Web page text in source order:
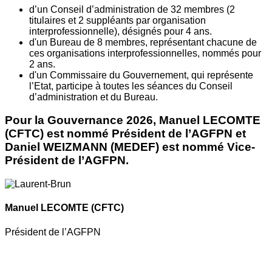
d’un Conseil d’administration de 32 membres (2
titulaires et 2 suppléants par organisation
interprofessionnelle), désignés pour 4 ans.
d'un Bureau de 8 membres, représentant chacune de
ces organisations interprofessionnelles, nommés pour
2 ans.
d'un Commissaire du Gouvernement, qui représente
l’Etat, participe à toutes les séances du Conseil
d’administration et du Bureau.
Pour la Gouvernance 2026, Manuel LECOMTE
(CFTC) est nommé Président de l’AGFPN et
Daniel WEIZMANN (MEDEF) est nommé Vice-
Président de l’AGFPN.
Manuel LECOMTE (CFTC)
Président de l’AGFPN